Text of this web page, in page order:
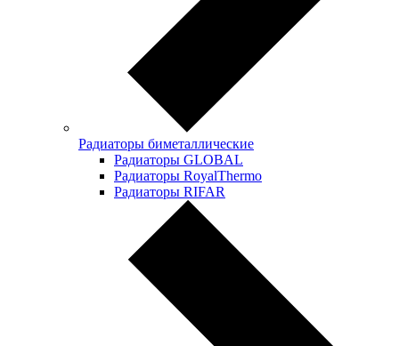
Радиаторы биметаллические
Радиаторы GLOBAL
Радиаторы RoyalThermo
Радиаторы RIFAR